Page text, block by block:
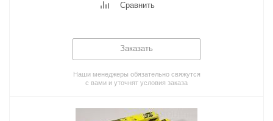
Сравнить
Заказать
Наши менеджеры обязательно свяжутся
с вами и уточнят условия заказа